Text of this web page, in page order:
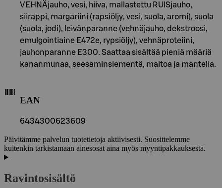
VEHNÄjauho, vesi, hiiva, mallastettu RUISjauho,
siirappi, margariini (rapsiöljy, vesi, suola, aromi), suola
(suola, jodi), leivänparanne (vehnäjauho, dekstroosi,
emulgointiaine E472e, rypsiöljy), vehnäproteiini,
jauhonparanne E300. Saattaa sisältää pieniä määriä
kananmunaa, seesaminsiementä, maitoa ja mantelia.
EAN
6434300623609
Päivitämme palvelun tuotetietoja aktiivisesti. Suosittelemme
kuitenkin tarkistamaan ainesosat aina myös myyntipakkauksesta.
Ravintosisältö